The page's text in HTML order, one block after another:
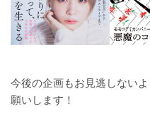
今後の企画もお見逃しない
願いします！